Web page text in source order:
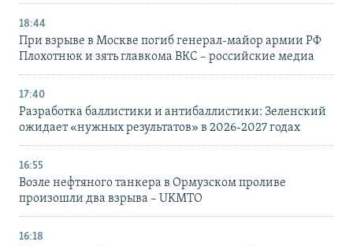
18:44
При взрыве в Москве погиб генерал-майор армии РФ
Плохотнюк и зять главкома ВКС – российские медиа
17:40
Разработка баллистики и антибаллистики: Зеленский
ожидает «нужных результатов» в 2026-2027 годах
16:55
Возле нефтяного танкера в Ормузском проливе
произошли два взрыва – UKMTO
16:18